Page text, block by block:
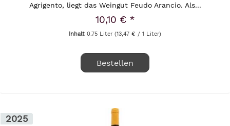
Agrigento, liegt das Weingut Feudo Arancio. Als...
10,10 € *
Inhalt0.75 Liter(13,47 € / 1 Liter)
Bestellen
2025